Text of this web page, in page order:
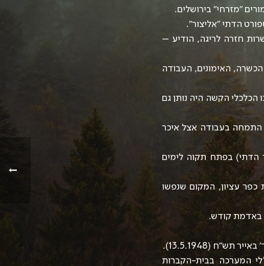
"מזרחי" בירושלים.
הדתי "אליצור".
חזרה לריגה, הודיע –
האימונים, העבודה
הכלכלי הקשה היה נותן גם
התמחה בעבודה אצל איכר
הדתי) בפתח תקוה לימים
עציון, המקום שנפשו
באדמת קודש.
(13.5.1948).
עולמים עם חללי המערכה בבית-הקברות